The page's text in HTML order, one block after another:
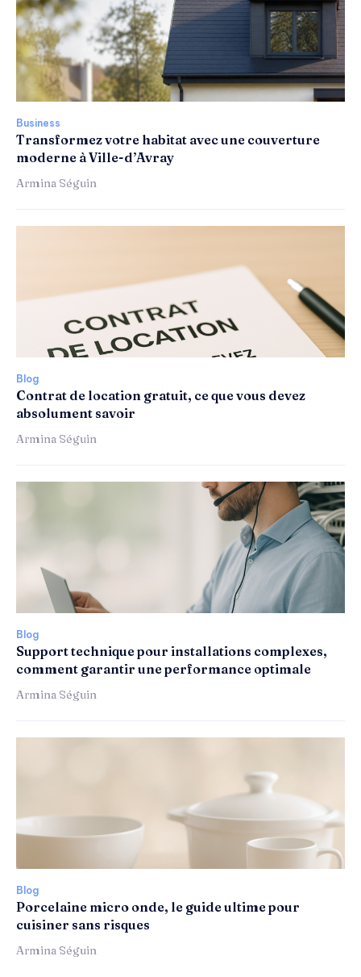
Business
Transformez votre habitat avec une couverture
moderne à Ville-d’Avray
Armina Séguin
Blog
Contrat de location gratuit, ce que vous devez
absolument savoir
Armina Séguin
Blog
Support technique pour installations complexes,
comment garantir une performance optimale
Armina Séguin
Blog
Porcelaine micro onde, le guide ultime pour
cuisiner sans risques
Armina Séguin